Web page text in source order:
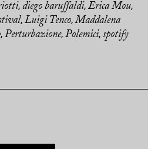
, diego baruffaldi, Erica Mou,
, Luigi Tenco, Maddalena
, Perturbazione, Polemici, spotify